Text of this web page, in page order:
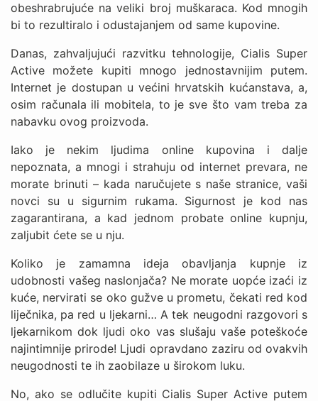
obeshrabrujuće na veliki broj muškaraca. Kod mnogih
bi to rezultiralo i odustajanjem od same kupovine.
Danas, zahvaljujući razvitku tehnologije, Cialis Super
Active možete kupiti mnogo jednostavnijim putem.
Internet je dostupan u većini hrvatskih kućanstava, a,
osim računala ili mobitela, to je sve što vam treba za
nabavku ovog proizvoda.
Iako je nekim ljudima online kupovina i dalje
nepoznata, a mnogi i strahuju od internet prevara, ne
morate brinuti – kada naručujete s naše stranice, vaši
novci su u sigurnim rukama. Sigurnost je kod nas
zagarantirana, a kad jednom probate online kupnju,
zaljubit ćete se u nju.
Koliko je zamamna ideja obavljanja kupnje iz
udobnosti vašeg naslonjača? Ne morate uopće izaći iz
kuće, nervirati se oko gužve u prometu, čekati red kod
liječnika, pa red u ljekarni… A tek neugodni razgovori s
ljekarnikom dok ljudi oko vas slušaju vaše poteškoće
najintimnije prirode! Ljudi opravdano zaziru od ovakvih
neugodnosti te ih zaobilaze u širokom luku.
No, ako se odlučite kupiti Cialis Super Active putem